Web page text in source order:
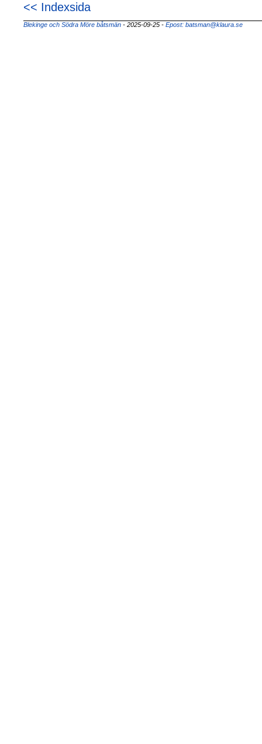
<< Indexsida
Blekinge och Södra Möre båtsmän - 2025-09-25 - Epost: batsman@klaura.se